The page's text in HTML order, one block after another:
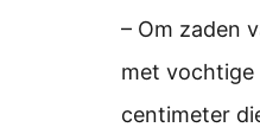
– Om zaden
met vochtige
centimeter